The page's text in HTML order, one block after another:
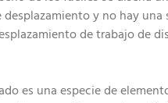
y no hay
de trabajo de
es una especie de